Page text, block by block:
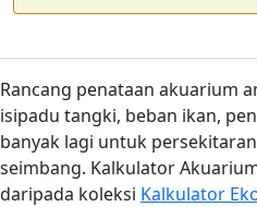
Rancang penataan akuarium
isipadu tangki, beban ikan,
banyak lagi untuk
seimbang. Kalkulator
daripada koleksi Kalkulator